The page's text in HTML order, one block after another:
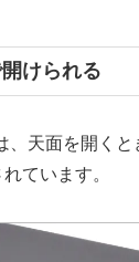
けられる
、天面を開く
ています。